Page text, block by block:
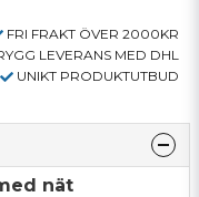
FRI FRAKT ÖVER 2000KR
LEVERANS MED DHL
UNIKT PRODUKTUTBUD
nät